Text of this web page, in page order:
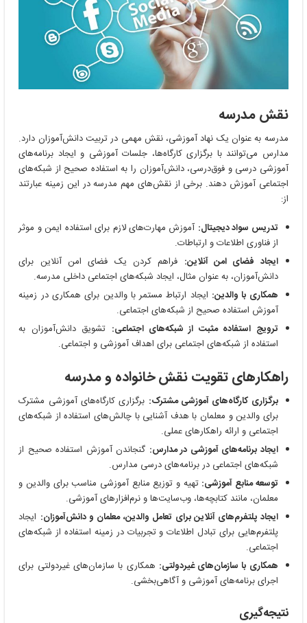
نقش مدرسه
مدرسه به عنوان یک نهاد آموزشی، نقش مهمی در تربیت دانش‌آموزان دارد.
مدارس می‌توانند با برگزاری کارگاه‌ها، جلسات آموزشی و ایجاد برنامه‌های
آموزشی درسی و فوق‌درسی، دانش‌آموزان را به استفاده صحیح از شبکه‌های
اجتماعی آموزش دهند. برخی از نقش‌های مهم مدرسه در این زمینه عبارتند
از:
تدریس سواد دیجیتال: آموزش مهارت‌های لازم برای استفاده ایمن و موثر
از فناوری اطلاعات و ارتباطات.
ایجاد فضای امن آنلاین: فراهم کردن یک فضای امن آنلاین برای
دانش‌آموزان، به عنوان مثال، ایجاد شبکه‌های اجتماعی داخلی مدرسه.
همکاری با والدین: ایجاد ارتباط مستمر با والدین برای همکاری در زمینه
آموزش استفاده صحیح از شبکه‌های اجتماعی.
ترویج استفاده مثبت از شبکه‌های اجتماعی: تشویق دانش‌آموزان به
استفاده از شبکه‌های اجتماعی برای اهداف آموزشی و اجتماعی.
راهکارهای تقویت نقش خانواده و مدرسه
برگزاری کارگاه‌های آموزشی مشترک: برگزاری کارگاه‌های آموزشی مشترک
برای والدین و معلمان با هدف آشنایی با چالش‌های استفاده از شبکه‌های
اجتماعی و ارائه راهکارهای عملی.
ایجاد برنامه‌های آموزشی در مدارس: گنجاندن آموزش استفاده صحیح از
شبکه‌های اجتماعی در برنامه‌های درسی مدارس.
توسعه منابع آموزشی: تهیه و توزیع منابع آموزشی مناسب برای والدین و
معلمان، مانند کتابچه‌ها، وب‌سایت‌ها و نرم‌افزارهای آموزشی.
ایجاد پلتفرم‌های آنلاین برای تعامل والدین، معلمان و دانش‌آموزان: ایجاد
پلتفرم‌هایی برای تبادل اطلاعات و تجربیات در زمینه استفاده از شبکه‌های
اجتماعی.
همکاری با سازمان‌های غیردولتی: همکاری با سازمان‌های غیردولتی برای
اجرای برنامه‌های آموزشی و آگاهی‌بخشی.
نتیجه‌گیری